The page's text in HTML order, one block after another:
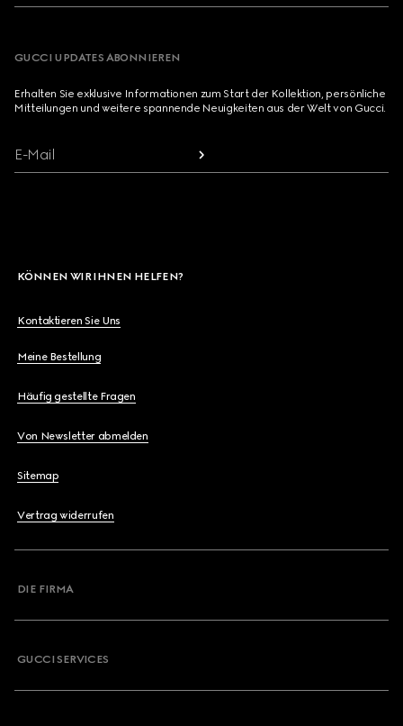
GUCCI UPDATES ABONNIEREN
Erhalten Sie exklusive Informationen zum Start der Kollektion, persönliche
Mitteilungen und weitere spannende Neuigkeiten aus der Welt von Gucci.
E-Mail
KÖNNEN WIR IHNEN HELFEN?
Kontaktieren Sie Uns
Meine Bestellung
Häufig gestellte Fragen
Von Newsletter abmelden
Sitemap
Vertrag widerrufen
DIE FIRMA
GUCCI SERVICES